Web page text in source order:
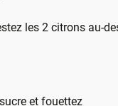
les 2 citrons au-
et fouettez